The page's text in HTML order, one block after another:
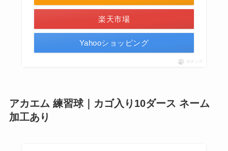
楽天市場
Yahooショッピング
ポチップ
アカエム 練習球｜カゴ入り10ダース ネーム
加工あり